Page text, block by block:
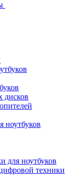
дисков
ноутбуков
для ноутбуков
техники